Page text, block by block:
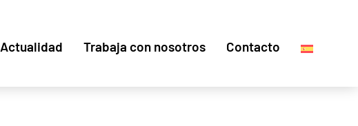
Actualidad Trabaja con nosotros Contacto